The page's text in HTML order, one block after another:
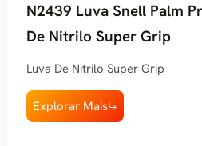
N2439 Luva Snell Palm
De Nitrilo Super Grip
Luva De Nitrilo Super Grip
Explorar Mais